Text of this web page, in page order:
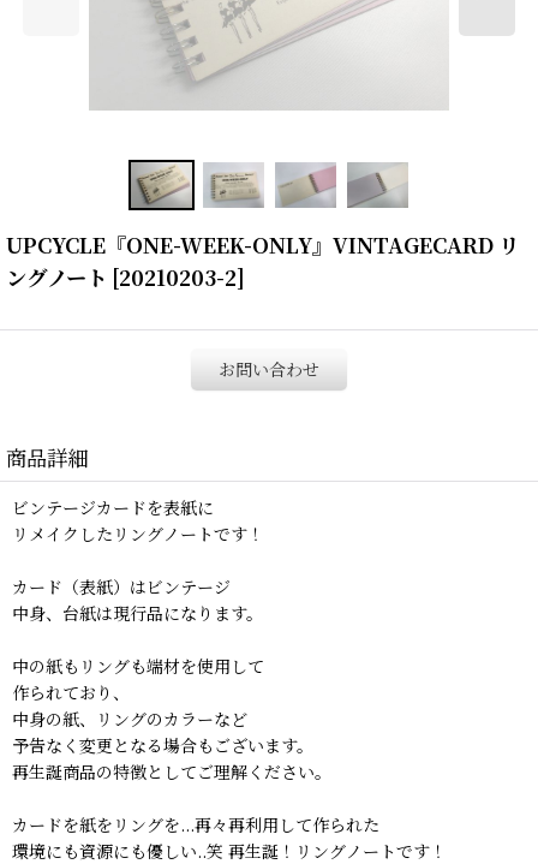
UPCYCLE『ONE-WEEK-ONLY』VINTAGECARD リ
ングノート [20210203-2]
お問い合わせ
商品詳細
ビンテージカードを表紙に
リメイクしたリングノートです！
カード（表紙）はビンテージ
中身、台紙は現行品になります。
中の紙もリングも端材を使用して
作られており、
中身の紙、リングのカラーなど
予告なく変更となる場合もございます。
再生誕商品の特徴としてご理解ください。
カードを紙をリングを...再々再利用して作られた
環境にも資源にも優しい..笑 再生誕！リングノートです！